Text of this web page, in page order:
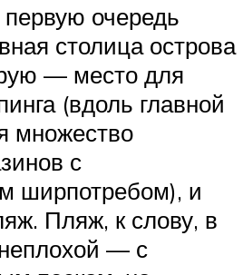
очередь
столица острова
— место для
(вдоль главной
множество
с
ширпотребом), и
Пляж, к слову, в
— с